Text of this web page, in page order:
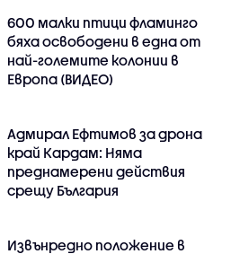
600 малки птици фламинго
бяха освободени в една от
най-големите колонии в
Европа (ВИДЕО)
Адмирал Ефтимов за дрона
край Кардам: Няма
преднамерени действия
срещу България
Извънредно положение в